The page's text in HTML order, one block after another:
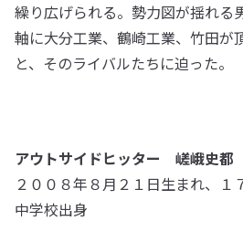
繰り広げられる。勢力図が揺れる
軸に大分工業、鶴崎工業、竹田が
と、そのライバルたちに迫った。
アウトサイドヒッター 嵯峨史都
２００８年８月２１日生まれ、
中学校出身